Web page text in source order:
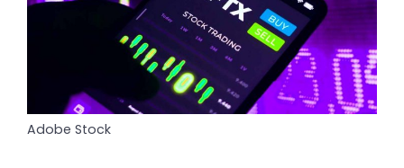
Adobe Stock